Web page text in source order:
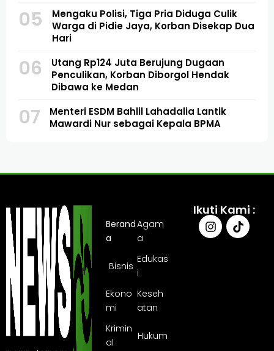
05
Mengaku Polisi, Tiga Pria Diduga Culik
Warga di Pidie Jaya, Korban Disekap Dua
Hari
06
Utang Rp124 Juta Berujung Dugaan
Penculikan, Korban Diborgol Hendak
Dibawa ke Medan
07
Menteri ESDM Bahlil Lahadalia Lantik
Mawardi Nur sebagai Kepala BPMA
Berand
a
Agam
a
Bisnis
Edukas
i
Ekono
mi
Keseh
atan
Krimin
al
Hukum
Ikuti Kami :